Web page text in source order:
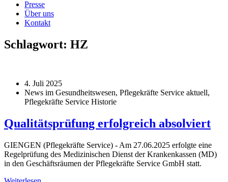
Presse
Über uns
Kontakt
Schlagwort: HZ
4. Juli 2025
News im Gesundheitswesen, Pflegekräfte Service aktuell,
Pflegekräfte Service Historie
Qualitätsprüfung erfolgreich absolviert
GIENGEN (Pflegekräfte Service) - Am 27.06.2025 erfolgte eine
Regelprüfung des Medizinischen Dienst der Krankenkassen (MD)
in den Geschäftsräumen der Pflegekräfte Service GmbH statt.